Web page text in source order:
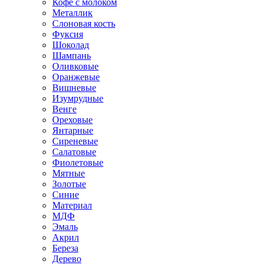
Кофе с молоком
Металлик
Слоновая кость
Фуксия
Шоколад
Шампань
Оливковые
Оранжевые
Вишневые
Изумрудные
Венге
Ореховые
Янтарные
Сиреневые
Салатовые
Фиолетовые
Мятные
Золотые
Синие
Материал
МДФ
Эмаль
Акрил
Береза
Дерево